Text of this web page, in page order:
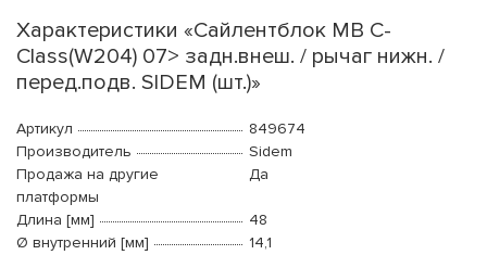
Характеристики «Сайлентблок MB C-
Class(W204) 07> задн.внеш. / рычаг нижн. /
перед.подв. SIDEM (шт.)»
Артикул
849674
Производитель
Sidem
Продажа на другие
платформы
Да
Длина [мм]
48
Ø внутренний [мм]
14,1